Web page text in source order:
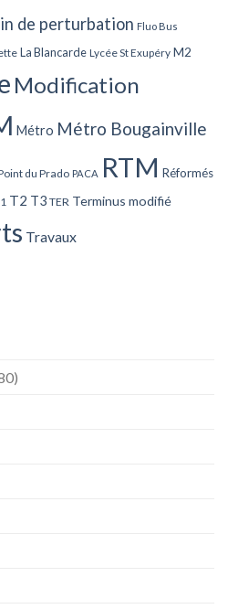
de perturbation Fluo Bus
La Blancarde Lycée St Exupéry M2
Modification
Métro Métro Bougainville
du Prado PACA RTM Réformés
T2 T3 TER Terminus modifié
Travaux